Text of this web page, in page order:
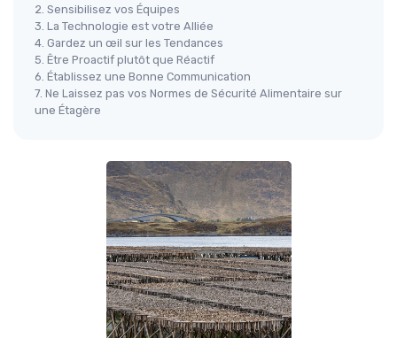
2. Sensibilisez vos Équipes
3. La Technologie est votre Alliée
4. Gardez un œil sur les Tendances
5. Être Proactif plutôt que Réactif
6. Établissez une Bonne Communication
7. Ne Laissez pas vos Normes de Sécurité Alimentaire sur
une Étagère